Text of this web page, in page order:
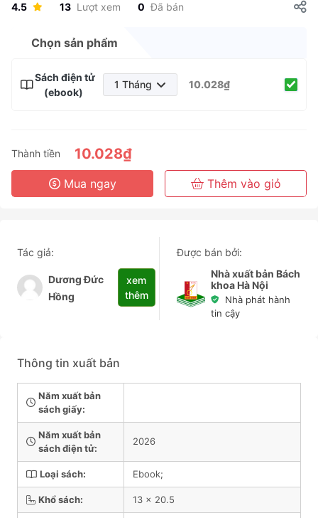
4.5 13 Lượt xem 0 Đã bán
Chọn sản phẩm
Sách điện tử
(ebook)
1 Tháng
6 Tháng
3 Năm
10.028₫
Thành tiền 10.028₫
Mua ngay Thêm vào giỏ
Tác giả:
Dương Đức
Hồng
xem
thêm
Được bán bởi:
Nhà xuất bản Bách
khoa Hà Nội
Nhà phát hành
tin cậy
Thông tin xuất bản
Năm xuất bản
sách giấy:
Năm xuất bản
sách điện tử:
2026
Loại sách: Ebook;
Khổ sách: 13 x 20.5